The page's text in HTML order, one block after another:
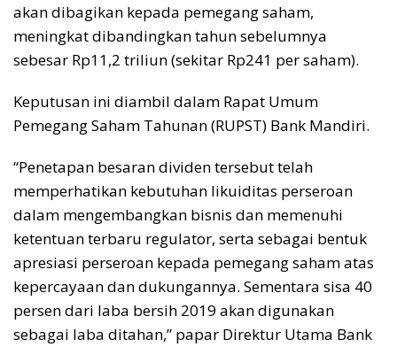
akan dibagikan kepada pemegang saham,
meningkat dibandingkan tahun sebelumnya
sebesar Rp11,2 triliun (sekitar Rp241 per saham).
Keputusan ini diambil dalam Rapat Umum
Pemegang Saham Tahunan (RUPST) Bank Mandiri.
“Penetapan besaran dividen tersebut telah
memperhatikan kebutuhan likuiditas perseroan
dalam mengembangkan bisnis dan memenuhi
ketentuan terbaru regulator, serta sebagai bentuk
apresiasi perseroan kepada pemegang saham atas
kepercayaan dan dukungannya. Sementara sisa 40
persen dari laba bersih 2019 akan digunakan
sebagai laba ditahan,” papar Direktur Utama Bank